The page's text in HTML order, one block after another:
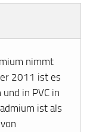
nimmt
2011 ist es
in PVC in
ist als